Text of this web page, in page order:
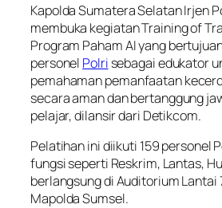
Kapolda Sumatera Selatan Irjen
membuka kegiatan Training of
Program Paham AI yang
personel Polri sebagai edukator
pemahaman pemanfaatan
secara aman dan bertanggung
pelajar, dilansir dari Detikcom.
Pelatihan ini diikuti 159 personel
fungsi seperti Reskrim, Lantas,
berlangsung di Auditorium Lantai
Mapolda Sumsel.